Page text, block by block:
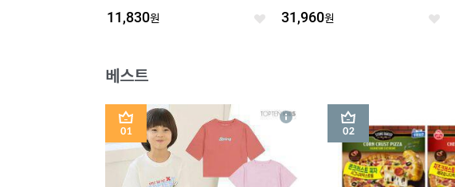
11,830원 좋 31,960원 좋
베스트
1
상
2